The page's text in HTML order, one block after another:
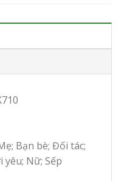
Bạn bè; Đối tác;
Nữ; Sếp